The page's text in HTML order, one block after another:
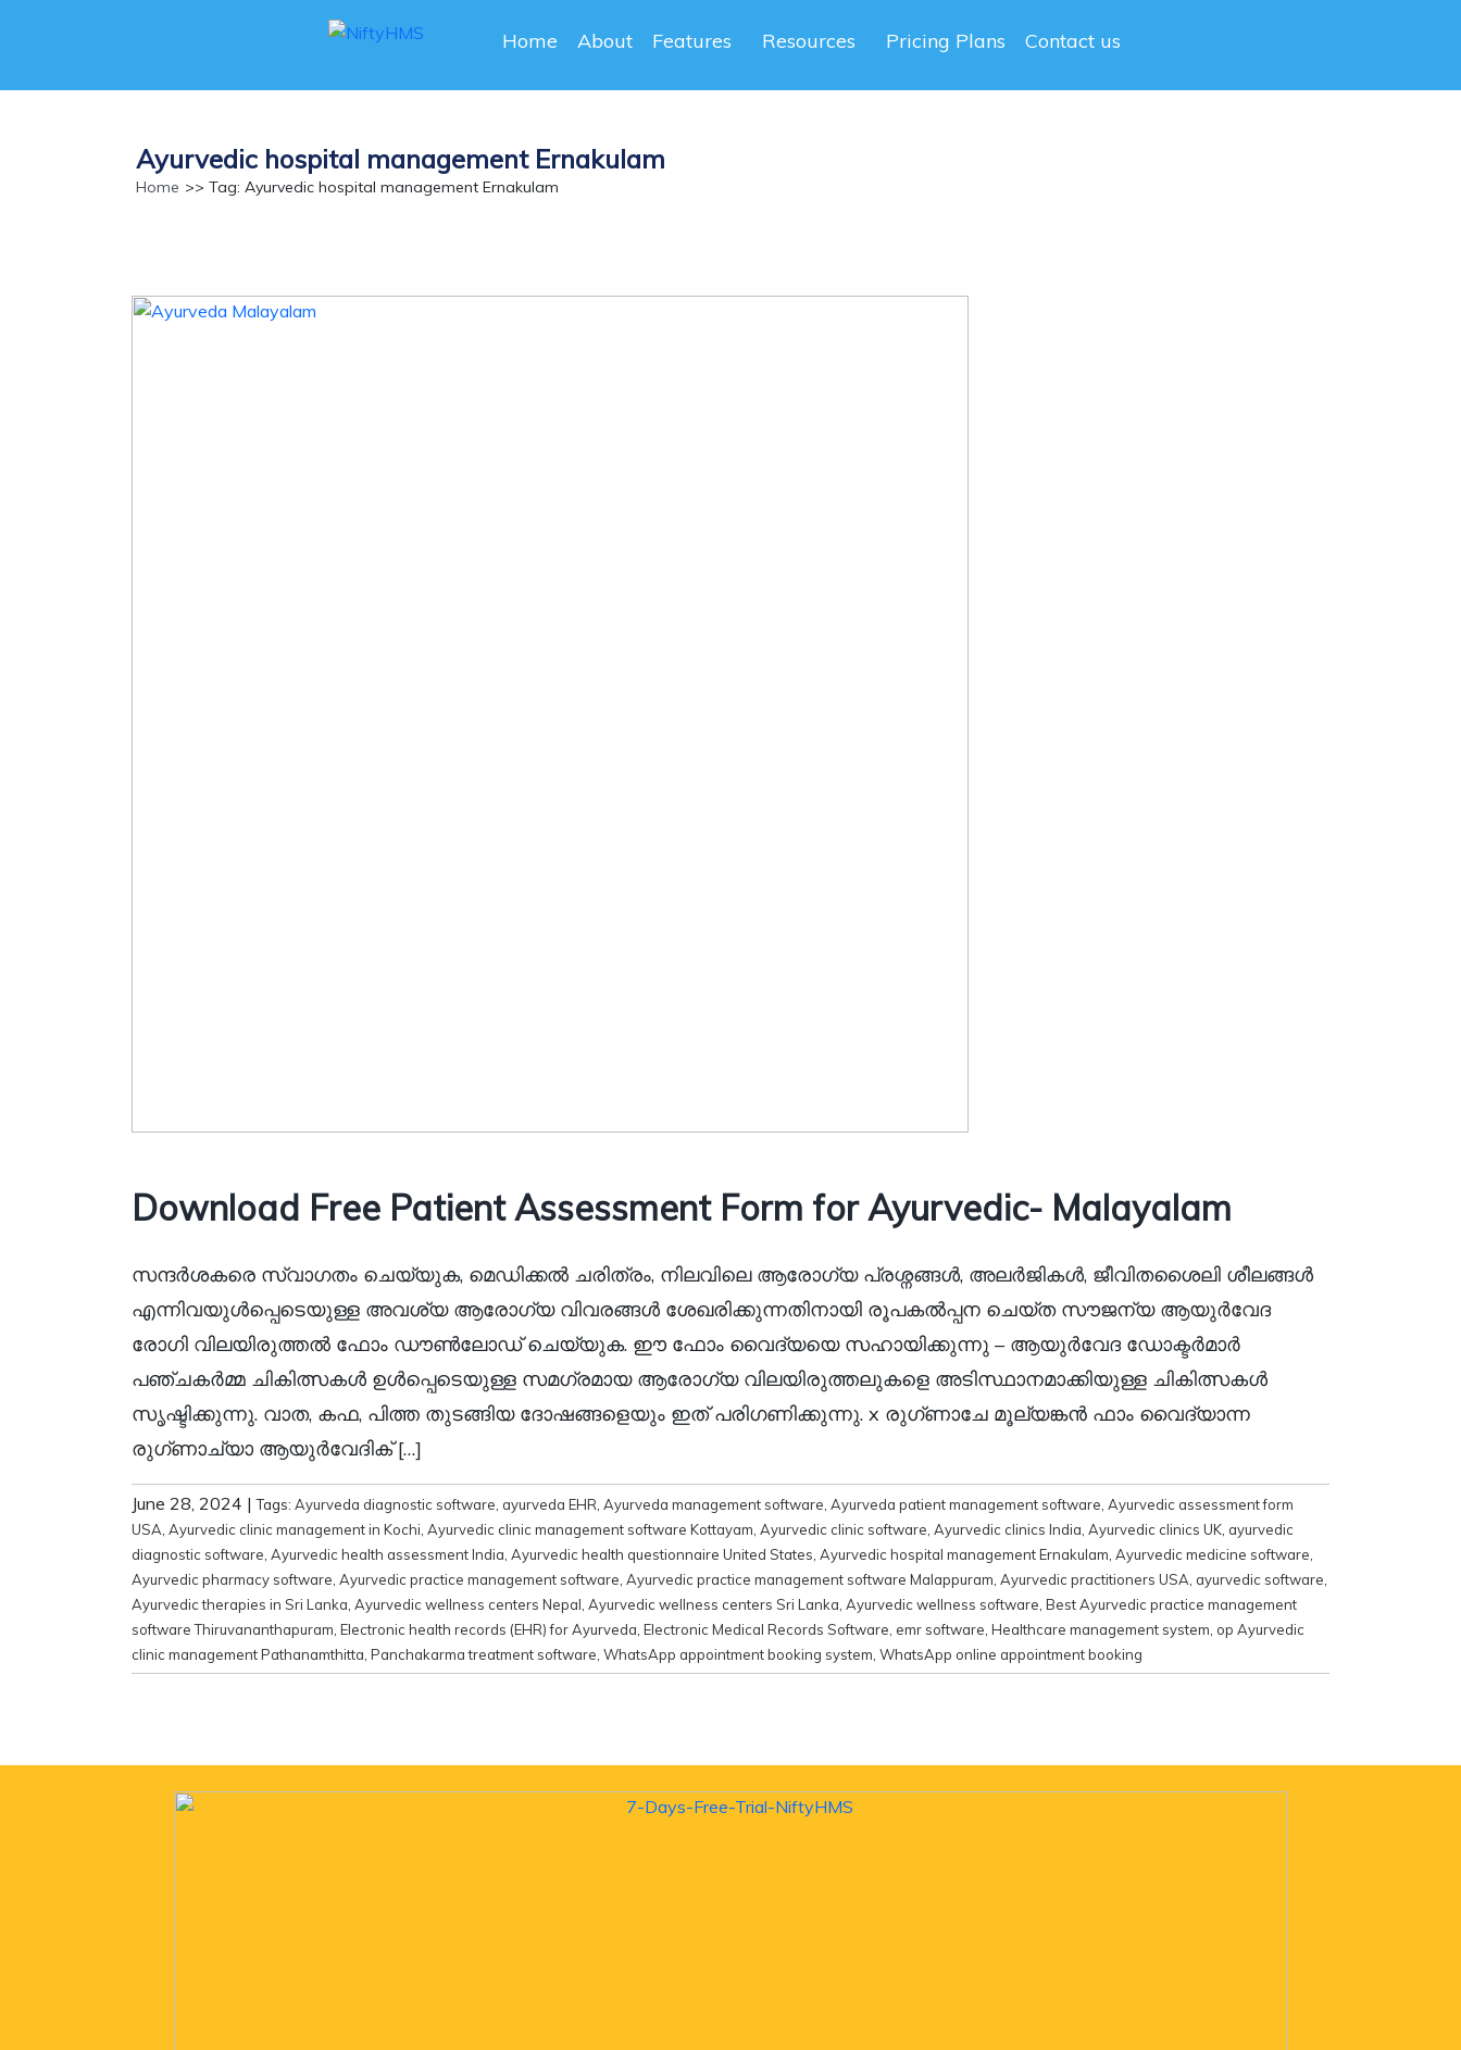
Home About Features Resources Pricing Plans Contact us
Ayurvedic hospital management Ernakulam
Home >> Tag: Ayurvedic hospital management Ernakulam
Download Free Patient Assessment Form for Ayurvedic- Malayalam
സന്ദർശകരെ സ്വാഗതം ചെയ്യുക, മെഡിക്കൽ ചരിത്രം, നിലവിലെ ആരോഗ്യ പ്രശ്നങ്ങൾ, അലർജികൾ, ജീവിതശൈലി ശീലങ്ങൾ
എന്നിവയുൾപ്പെടെയുള്ള അവശ്യ ആരോഗ്യ വിവരങ്ങൾ ശേഖരിക്കുന്നതിനായി രൂപകൽപ്പന ചെയ്ത സൗജന്യ ആയുർവേദ
രോഗി വിലയിരുത്തൽ ഫോം ഡൗൺലോഡ് ചെയ്യുക. ഈ ഫോം വൈദ്യയെ സഹായിക്കുന്നു – ആയുർവേദ ഡോക്ടർമാർ
പഞ്ചകർമ്മ ചികിത്സകൾ ഉൾപ്പെടെയുള്ള സമഗ്രമായ ആരോഗ്യ വിലയിരുത്തലുകളെ അടിസ്ഥാനമാക്കിയുള്ള ചികിത്സകൾ
സൃഷ്ടിക്കുന്നു. വാത, കഫ, പിത്ത തുടങ്ങിയ ദോഷങ്ങളെയും ഇത് പരിഗണിക്കുന്നു. x രുഗ്ണാചേ മൂല്യങ്കൻ ഫാം വൈദ്യാന്ന
രുഗ്ണാച്യാ ആയുർവേദിക് […]
June 28, 2024 |Tags: Ayurveda diagnostic software ayurveda EHR Ayurveda management software Ayurveda patient management software Ayurvedic assessment form
USA Ayurvedic clinic management in Kochi Ayurvedic clinic management software Kottayam Ayurvedic clinic software Ayurvedic clinics India Ayurvedic clinics UK ayurvedic
diagnostic software Ayurvedic health assessment India Ayurvedic health questionnaire United States Ayurvedic hospital management Ernakulam Ayurvedic medicine software
Ayurvedic pharmacy software Ayurvedic practice management software Ayurvedic practice management software Malappuram Ayurvedic practitioners USA ayurvedic software
Ayurvedic therapies in Sri Lanka Ayurvedic wellness centers Nepal Ayurvedic wellness centers Sri Lanka Ayurvedic wellness software Best Ayurvedic practice management
software Thiruvananthapuram Electronic health records (EHR) for Ayurveda Electronic Medical Records Software emr software Healthcare management system op Ayurvedic
clinic management Pathanamthitta Panchakarma treatment software WhatsApp appointment booking system WhatsApp online appointment booking